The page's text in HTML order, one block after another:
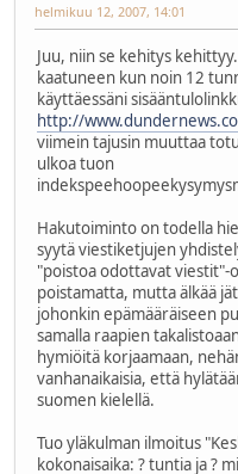
helmikuu 12, 2007, 14:01
Juu, niin se kehitys
kaatuneen kun noin 12
käyttäessäni
http://
viimein tajusin muuttaa
ulkoa tuon
Hakutoiminto on todella
syytä viestiketjujen
"poistoa odottavat viestit"-
poistamatta, mutta älkää
johonkin epämääräiseen
samalla raapien
hymiöitä korjaamaan,
vanhanaikaisia, että
suomen kielellä.
Tuo yläkulman ilmoitus
kokonaisaika: ? tuntia ja ?